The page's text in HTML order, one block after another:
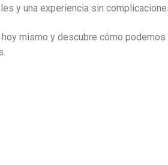
y una experiencia sin
mismo y descubre cómo